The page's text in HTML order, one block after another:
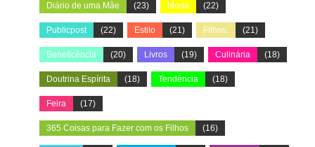
Diário de uma Mãe (23) Moda (22)
Publicpost (22) Estilo (21) Filhos. (21)
Beneficência (20) Livros (19) Culinária (18)
Doutrina Espírita (18) Tendência (18)
Feira (17)
365 Coisas para Fazer com os Filhos (16)